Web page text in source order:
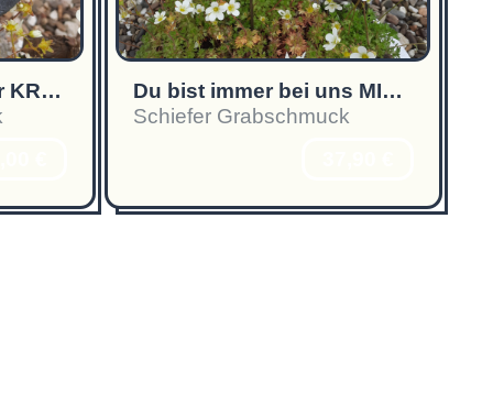
Wir sehen uns wieder KREIS
Du bist immer bei uns MIT HERZ
Schiefer Grabschmuck